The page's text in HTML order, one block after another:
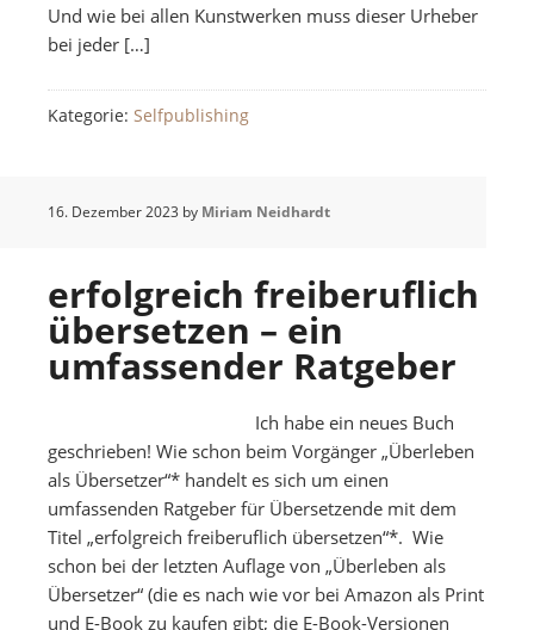
Und wie bei allen Kunstwerken muss dieser Urheber
bei jeder […]
Kategorie: Selfpublishing
16. Dezember 2023 by Miriam Neidhardt
erfolgreich freiberuflich
übersetzen – ein
umfassender Ratgeber
Ich habe ein neues Buch
geschrieben! Wie schon beim Vorgänger „Überleben
als Übersetzer“* handelt es sich um einen
umfassenden Ratgeber für Übersetzende mit dem
Titel „erfolgreich freiberuflich übersetzen“*. Wie
schon bei der letzten Auflage von „Überleben als
Übersetzer“ (die es nach wie vor bei Amazon als Print
und E-Book zu kaufen gibt; die E-Book-Versionen